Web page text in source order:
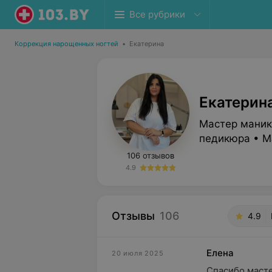
Все рубрики
Коррекция нарощенных ногтей • Екатерина
106 отзывов
4.9
Мастер
педикюра •
Отзывы 106 4.9
20 июля 2025
Елена